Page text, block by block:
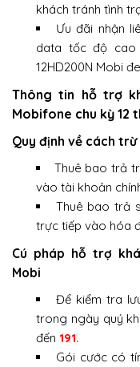
khách tránh tình
Ưu đãi nhận
data tốc độ cao
12HD200N Mobi
Thông tin hỗ trợ
Mobifone chu kỳ 12
Quy định về cách trừ
Thuê bao trả
vào tài khoản
Thuê bao trả
trực tiếp vào hóa
Cú pháp hỗ trợ
Mobi
Để kiểm tra
trong ngày quý
đến 191.
Gói cước có